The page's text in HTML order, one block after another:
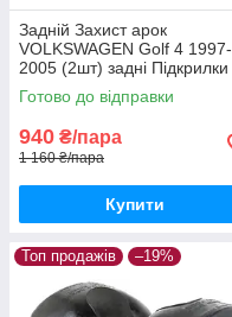
Задній Захист арок
VOLKSWAGEN Golf 4 1997-
2005 (2шт) задні Підкрилки
Фольцваген Гольф 4 пара
задніх
Готово до відправки
940 ₴/пара
1 160 ₴/пара
Купити
Топ продажів –19%